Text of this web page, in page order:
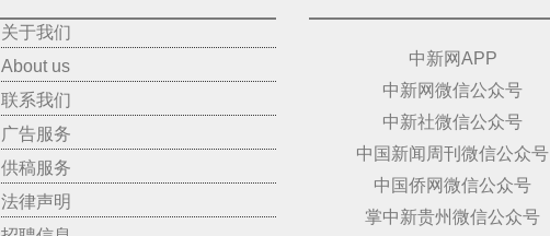
关于我们
About us
联系我们
广告服务
供稿服务
法律声明
中新网APP
中新网微信公众号
中新社微信公众号
中国新闻周刊微信公众号
中国侨网微信公众号
掌中新贵州微信公众号